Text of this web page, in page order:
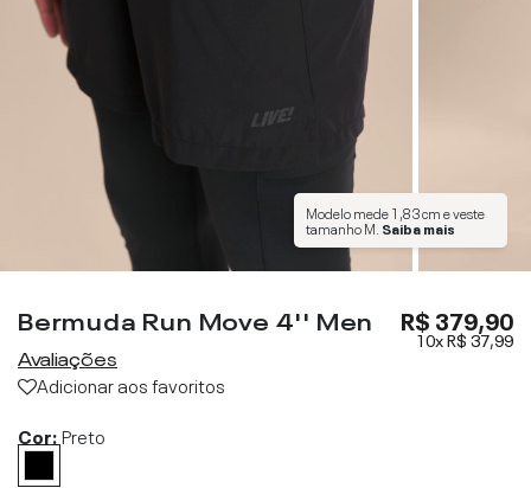
Modelo mede1,83 cme veste
tamanhoM Saiba mais
Bermuda Run Move 4'' Men
Avaliações
Adicionar aos favoritos
R$ 379,90
10xR$ 37,99
Cor:Preto